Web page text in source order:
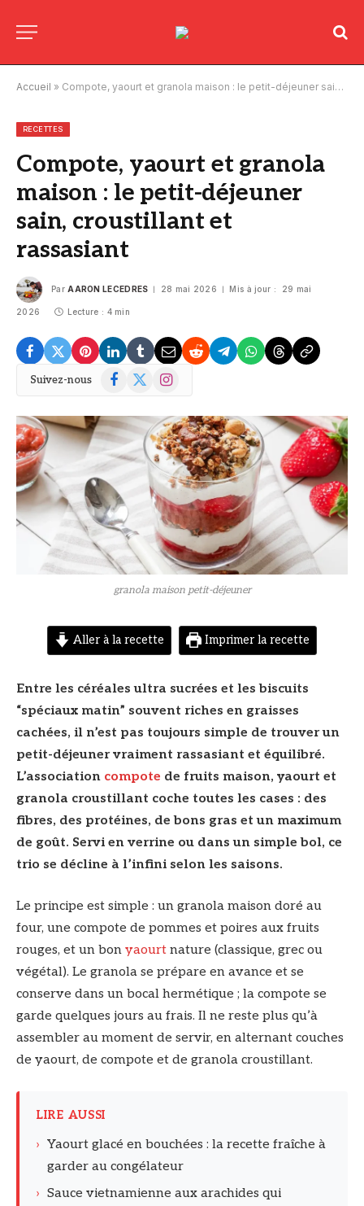
Accueil » Compote, yaourt et granola maison : le petit-déjeuner sain, croustillant et rassasiant
RECETTES
Compote, yaourt et granola
maison : le petit-déjeuner
sain, croustillant et
rassasiant
Par AARON LECEDRES 28 mai 2026 Mis à jour : 29 mai
2026 Lecture : 4 min
Suivez-nous Facebook
X
Instagram
© DR
granola maison petit-déjeuner
Aller à la recette Imprimer la recette
Entre les céréales ultra sucrées et les biscuits
“spéciaux matin” souvent riches en graisses
cachées, il n’est pas toujours simple de trouver un
petit-déjeuner vraiment rassasiant et équilibré.
L’association compote de fruits maison, yaourt et
granola croustillant coche toutes les cases : des
fibres, des protéines, de bons gras et un maximum
de goût. Servi en verrine ou dans un simple bol, ce
trio se décline à l’infini selon les saisons.
Le principe est simple : un granola maison doré au
four, une compote de pommes et poires aux fruits
rouges, et un bon yaourt nature (classique, grec ou
végétal). Le granola se prépare en avance et se
conserve dans un bocal hermétique ; la compote se
garde quelques jours au frais. Il ne reste plus qu’à
assembler au moment de servir, en alternant couches
de yaourt, de compote et de granola croustillant.
LIRE AUSSI
› Yaourt glacé en bouchées : la recette fraîche à
garder au congélateur
› Sauce vietnamienne aux arachides qui